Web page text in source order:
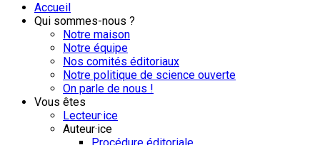
Accueil
Qui sommes-nous ?
Notre maison
Notre équipe
Nos comités éditoriaux
Notre politique de science ouverte
On parle de nous !
Vous êtes
Lecteur·ice
Auteur·ice